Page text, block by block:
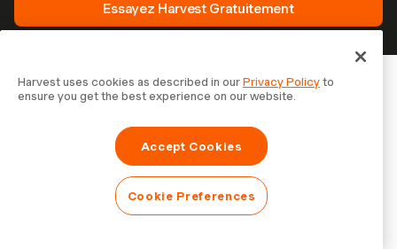
Essayez Harvest Gratuitement
Harvest uses cookies as described in ourPrivacy Policyto
ensure you get the best experience on our website.
Accept Cookies
Cookie Preferences